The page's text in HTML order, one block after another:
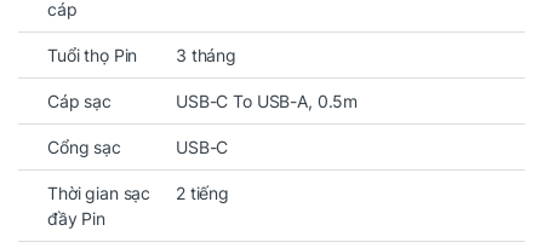
cáp
Tuổi thọ Pin 3 tháng
Cáp sạc USB-C To USB-A, 0.5m
Cổng sạc USB-C
Thời gian sạc
đầy Pin
2 tiếng